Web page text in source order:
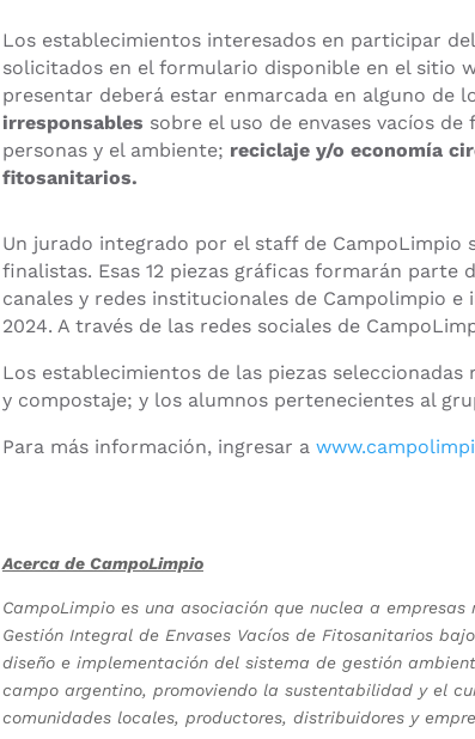
Los establecimientos interesados en participar
solicitados en el formulario disponible en el sitio
presentar deberá estar enmarcada en alguno de
irresponsables sobre el uso de envases vacíos
personas y el ambiente; reciclaje y/o economía
fitosanitarios.
Un jurado integrado por el staff de CampoLimpio
finalistas. Esas 12 piezas gráficas formarán
canales y redes institucionales de Campolimpio
2024. A través de las redes sociales de
Los establecimientos de las piezas
y compostaje; y los alumnos pertenecientes al
Para más información, ingresar a
Acerca de CampoLimpio
CampoLimpio es una asociación que nuclea a
Gestión Integral de Envases Vacíos de Fitosanitarios
diseño e implementación del sistema de gestión
campo argentino, promoviendo la sustentabilidad y el
comunidades locales, productores, distribuidores y